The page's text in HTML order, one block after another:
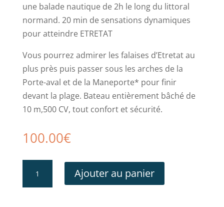
une balade nautique de 2h le long du littoral
normand. 20 min de sensations dynamiques
pour atteindre ETRETAT
Vous pourrez admirer les falaises d’Etretat au
plus près puis passer sous les arches de la
Porte-aval et de la Maneporte* pour finir
devant la plage. Bateau entièrement bâché de
10 m,500 CV, tout confort et sécurité.
100.00€
Ajouter au panier